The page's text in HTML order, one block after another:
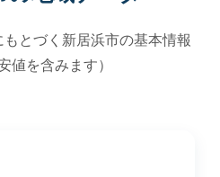
とづく新居浜市の基本情報
値を含みます）